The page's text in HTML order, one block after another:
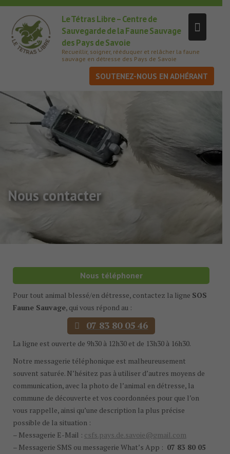
Le Tétras Libre – Centre de
Sauvegarde de la Faune Sauvage
des Pays de Savoie
Recueillir, soigner, rééduquer et relâcher la faune
sauvage en détresse des Pays de Savoie
SOUTENEZ-NOUS
Nous contacter
Nous téléphoner
Pour tout animal blessé/en détresse, contactez la ligne SOS
Faune Sauvage, qui vous répond au :
07 83 80 05 46
La ligne est ouverte de 9h30 à 12h30 et de 13h30 à 16h30.
Notre messagerie téléphonique est malheureusement
souvent saturée. N’hésitez pas à utiliser d’autres moyens de
communication, avec la photo de l’animal en détresse, la
commune de découverte et vos coordonnées pour que l’on
vous rappelle, ainsi qu’une description la plus précise
possible de la situation :
– Messagerie E-Mail : csfs.pays.de.savoie@gmail.com
– Messagerie SMS ou messagerie What’s App : 07 83 80 05